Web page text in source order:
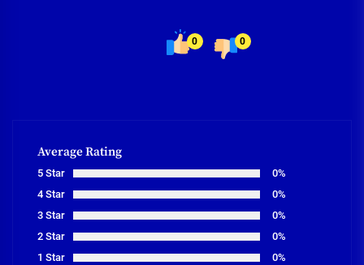
0 0
Average Rating
5 Star
0%
4 Star
0%
3 Star
0%
2 Star
0%
1 Star
0%